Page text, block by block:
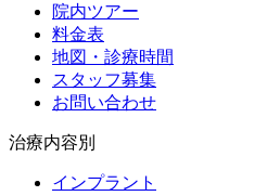
院内ツアー
料金表
地図・診療時間
スタッフ募集
お問い合わせ
治療内容別
インプラント